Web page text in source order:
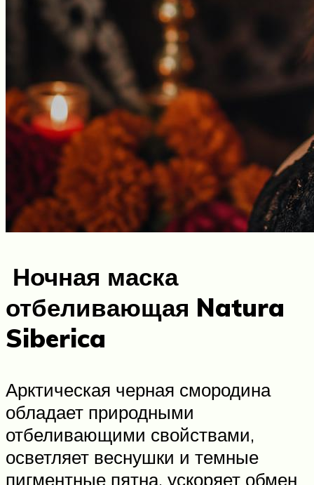
Ночная маска
отбеливающая Natura
Siberica
Арктическая черная смородина
обладает природными
отбеливающими свойствами,
осветляет веснушки и темные
пигментные пятна, ускоряет обмен